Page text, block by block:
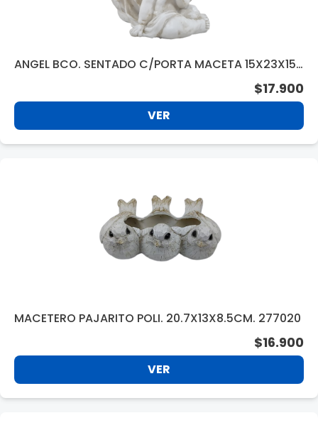
ANGEL BCO. SENTADO C/PORTA MACETA 15X23X15
$17.900
VER
MACETERO PAJARITO POLI. 20.7X13X8.5CM. 277020
$16.900
VER